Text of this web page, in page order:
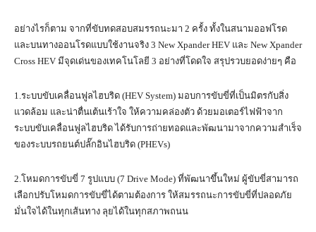
อย่างไรก็ตาม จากที่ขับทดสอบสมรรถนะมา 2 ครั้ง ทั้งในสนามออฟโรด
และบนทางออนโรดแบบใช้งานจริง 3 New Xpander HEV และ New Xpander
Cross HEV มีจุดเด่นของเทคโนโลยี 3 อย่างที่โดดใจ สรุปรวบยอดง่ายๆ คือ
1.ระบบขับเคลื่อนฟูลไฮบริด (HEV System) มอบการขับขี่ที่เป็นมิตรกับสิ่ง
แวดล้อม และน่าตื่นเต้นเร้าใจ ให้ความคล่องตัว ด้วยมอเตอร์ไฟฟ้าจาก
ระบบขับเคลื่อนฟูลไฮบริด ได้รับการถ่ายทอดและพัฒนามาจากความสำเร็จ
ของระบบรถยนต์ปลั๊กอินไฮบริด (PHEVs)
2.โหมดการขับขี่ 7 รูปแบบ (7 Drive Mode) ที่พัฒนาขึ้นใหม่ ผู้ขับขี่สามารถ
เลือกปรับโหมดการขับขี่ได้ตามต้องการ ให้สมรรถนะการขับขี่ที่ปลอดภัย
มั่นใจได้ในทุกเส้นทาง ลุยได้ในทุกสภาพถนน